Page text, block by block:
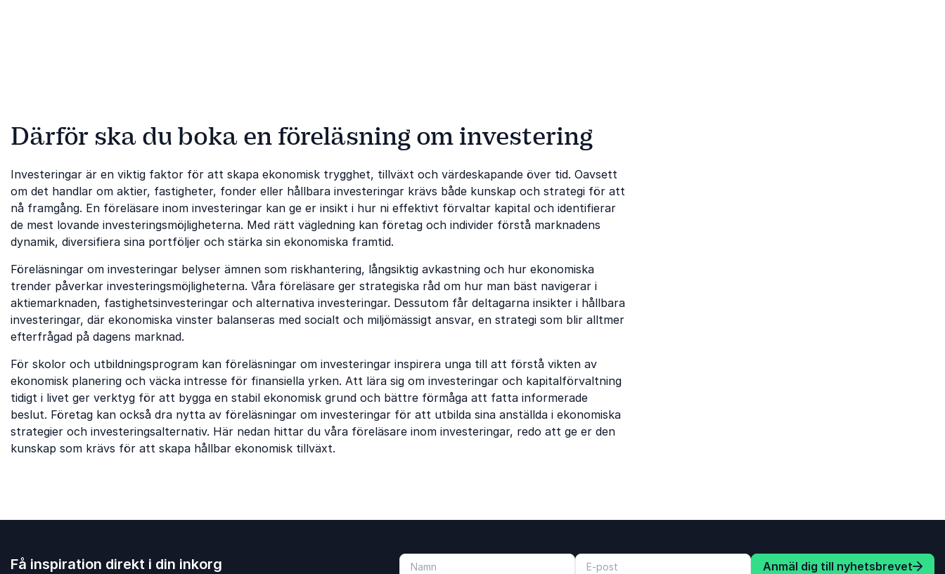
Därför ska du boka en föreläsning om investering
Investeringar är en viktig faktor för att skapa ekonomisk trygghet, tillväxt och värdeskapande över tid. Oavsett
om det handlar om aktier, fastigheter, fonder eller hållbara investeringar krävs både kunskap och strategi för att
nå framgång. En föreläsare inom investeringar kan ge er insikt i hur ni effektivt förvaltar kapital och identifierar
de mest lovande investeringsmöjligheterna. Med rätt vägledning kan företag och individer förstå marknadens
dynamik, diversifiera sina portföljer och stärka sin ekonomiska framtid.
Föreläsningar om investeringar belyser ämnen som riskhantering, långsiktig avkastning och hur ekonomiska
trender påverkar investeringsmöjligheterna. Våra föreläsare ger strategiska råd om hur man bäst navigerar i
aktiemarknaden, fastighetsinvesteringar och alternativa investeringar. Dessutom får deltagarna insikter i hållbara
investeringar, där ekonomiska vinster balanseras med socialt och miljömässigt ansvar, en strategi som blir alltmer
efterfrågad på dagens marknad.
För skolor och utbildningsprogram kan föreläsningar om investeringar inspirera unga till att förstå vikten av
ekonomisk planering och väcka intresse för finansiella yrken. Att lära sig om investeringar och kapitalförvaltning
tidigt i livet ger verktyg för att bygga en stabil ekonomisk grund och bättre förmåga att fatta informerade
beslut. Företag kan också dra nytta av föreläsningar om investeringar för att utbilda sina anställda i ekonomiska
strategier och investeringsalternativ. Här nedan hittar du våra föreläsare inom investeringar, redo att ge er den
kunskap som krävs för att skapa hållbar ekonomisk tillväxt.
Få inspiration direkt i din inkorg Anmäl dig till nyhetsbrevet